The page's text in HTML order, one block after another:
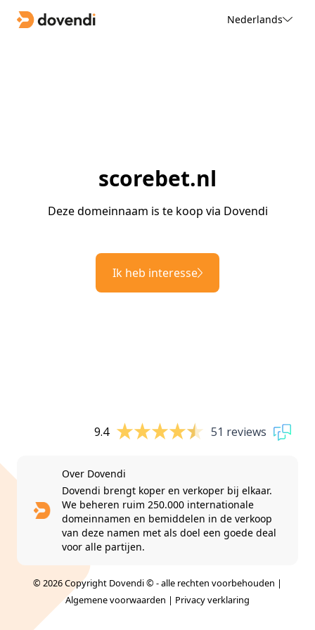
Nederlands
scorebet.nl
Deze domeinnaam is te koop via Dovendi
Ik heb interesse
9.4 51 reviews
Over Dovendi
Dovendi brengt koper en verkoper bij elkaar.
We beheren ruim 250.000 internationale
domeinnamen en bemiddelen in de verkoop
van deze namen met als doel een goede deal
voor alle partijen.
© 2026 Copyright Dovendi © - alle rechten voorbehouden |
Algemene voorwaarden | Privacy verklaring